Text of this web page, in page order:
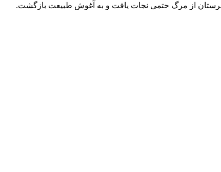
از مرگ حتمی نجات یافت و به آغوش طبیعت بازگشت.